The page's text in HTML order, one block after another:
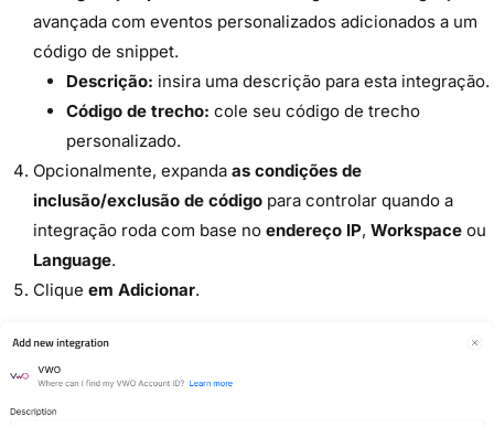
avançada com eventos personalizados adicionados a um
código de snippet.
Descrição: insira uma descrição para esta integração.
Código de trecho: cole seu código de trecho
personalizado.
Opcionalmente, expanda as condições de
inclusão/exclusão de código para controlar quando a
integração roda com base no endereço IP, Workspace ou
Language.
Clique em Adicionar.